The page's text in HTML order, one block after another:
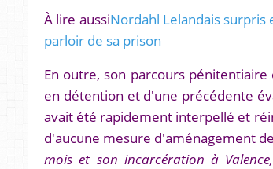
À lire aussiNordahl Lelandais
parloir de sa prison
En outre, son parcours
en détention et d'une précédente
avait été rapidement interpellé et
d'aucune mesure d'aménagement
mois et son incarcération à